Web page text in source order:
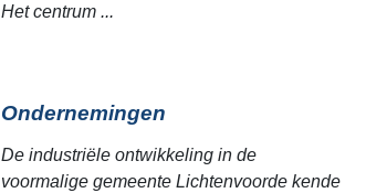
Het centrum ...
Ondernemingen
De industriële ontwikkeling in de
voormalige gemeente Lichtenvoorde kende